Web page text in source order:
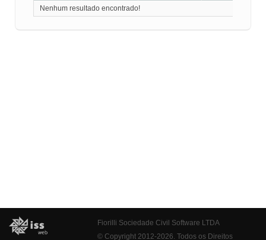
Nenhum resultado encontrado!
Fiorilli Sociedade Civil Software LTDA
© Copyright 2012-2026. Todos os Direitos